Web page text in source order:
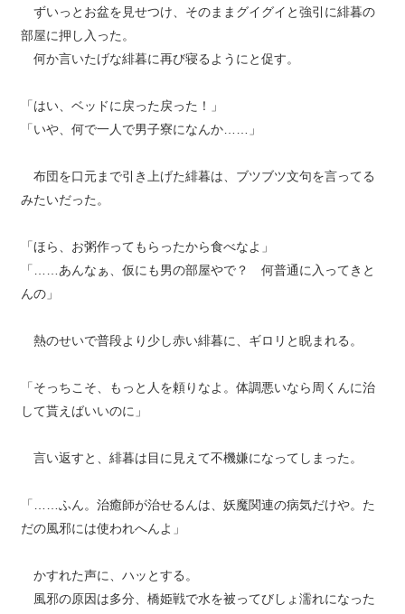
ずいっとお盆を見せつけ、そのままグイグイと強引に緋暮の
部屋に押し入った。
何か言いたげな緋暮に再び寝るようにと促す。
「はい、ベッドに戻った戻った！」
「いや、何で一人で男子寮になんか……」
布団を口元まで引き上げた緋暮は、ブツブツ文句を言ってる
みたいだった。
「ほら、お粥作ってもらったから食べなよ」
「……あんなぁ、仮にも男の部屋やで？ 何普通に入ってきと
んの」
熱のせいで普段より少し赤い緋暮に、ギロリと睨まれる。
「そっちこそ、もっと人を頼りなよ。体調悪いなら周くんに治
して貰えばいいのに」
言い返すと、緋暮は目に見えて不機嫌になってしまった。
「……ふん。治癒師が治せるんは、妖魔関連の病気だけや。た
だの風邪には使われへんよ」
かすれた声に、ハッとする。
風邪の原因は多分、橋姫戦で水を被ってびしょ濡れになった